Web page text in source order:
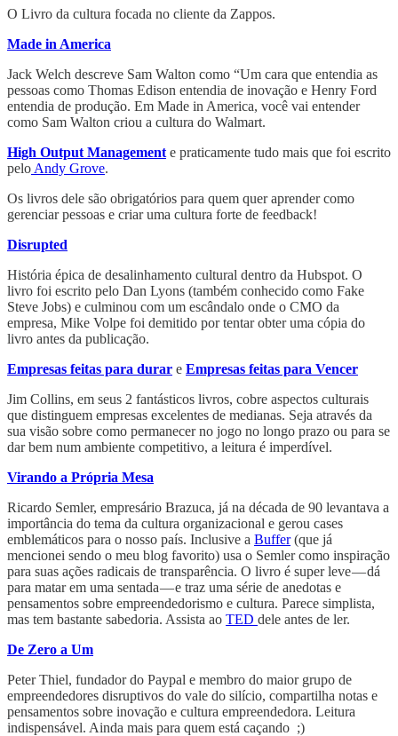
O Livro da cultura focada no cliente da Zappos.
Made in America
Jack Welch descreve Sam Walton como “Um cara que entendia as
pessoas como Thomas Edison entendia de inovação e Henry Ford
entendia de produção. Em Made in America, você vai entender
como Sam Walton criou a cultura do Walmart.
High Output Management e praticamente tudo mais que foi escrito
pelo Andy Grove.
Os livros dele são obrigatórios para quem quer aprender como
gerenciar pessoas e criar uma cultura forte de feedback!
Disrupted
História épica de desalinhamento cultural dentro da Hubspot. O
livro foi escrito pelo Dan Lyons (também conhecido como Fake
Steve Jobs) e culminou com um escândalo onde o CMO da
empresa, Mike Volpe foi demitido por tentar obter uma cópia do
livro antes da publicação.
Empresas feitas para durar e Empresas feitas para Vencer
Jim Collins, em seus 2 fantásticos livros, cobre aspectos culturais
que distinguem empresas excelentes de medianas. Seja através da
sua visão sobre como permanecer no jogo no longo prazo ou para se
dar bem num ambiente competitivo, a leitura é imperdível.
Virando a Própria Mesa
Ricardo Semler, empresário Brazuca, já na década de 90 levantava a
importância do tema da cultura organizacional e gerou cases
emblemáticos para o nosso país. Inclusive a Buffer(que já
mencionei sendo o meu blog favorito) usa o Semler como inspiração
para suas ações radicais de transparência. O livro é super leve — dá
para matar em uma sentada — e traz uma série de anedotas e
pensamentos sobre empreendedorismo e cultura. Parece simplista,
mas tem bastante sabedoria. Assista ao TED dele antes de ler.
De Zero a Um
Peter Thiel, fundador do Paypal e membro do maior grupo de
empreendedores disruptivos do vale do silício, compartilha notas e
pensamentos sobre inovação e cultura empreendedora. Leitura
indispensável. Ainda mais para quem está caçando ;)